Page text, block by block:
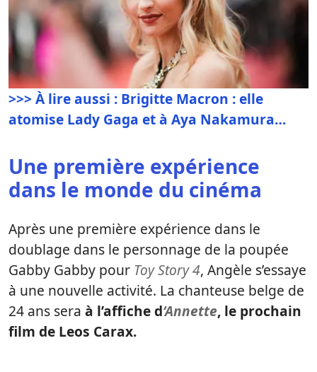
>>> À lire aussi : Brigitte Macron : elle
atomise Lady Gaga et à Aya Nakamura…
Une première expérience
dans le monde du cinéma
Après une première expérience dans le
doublage dans le personnage de la poupée
Gabby Gabby pour Toy Story 4, Angèle s’essaye
à une nouvelle activité. La chanteuse belge de
24 ans sera à l’affiche d‘Annette, le prochain
film de Leos Carax.